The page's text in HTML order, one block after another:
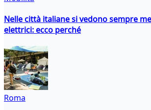
Nelle città italiane si vedono sempre
elettrici: ecco perché
Roma